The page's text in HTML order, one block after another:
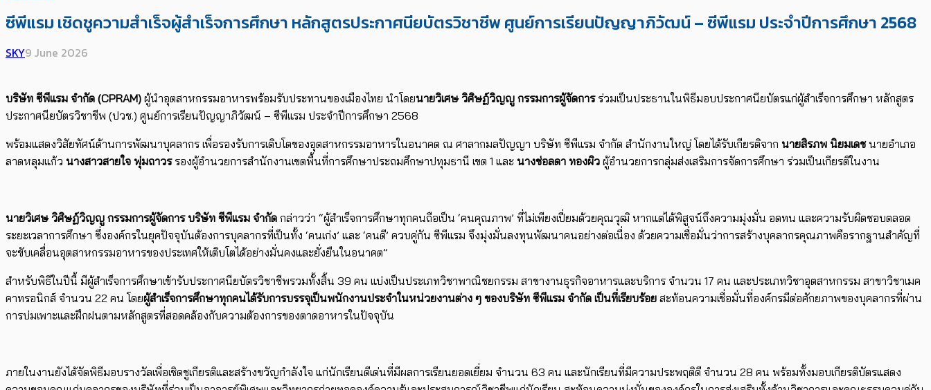
ซีพีแรม เชิดชูความสำเร็จผู้สำเร็จการศึกษา หลักสูตรประกาศนียบัตรวิชาชีพ ศูนย์การเรียนปัญญาภิวัฒน์ – ซีพีแรม ประจำปีการศึกษา 2568
SKY9 June 2026
บริษัท ซีพีแรม จำกัด (CPRAM) ผู้นำอุตสาหกรรมอาหารพร้อมรับประทานของเมืองไทย นำโดยนายวิเศษ วิศิษฏ์วิญญู กรรมการผู้จัดการร่วมเป็นประธานในพิธีมอบประกาศนียบัตรแก่ผู้สำเร็จการศึกษา หลักสูตร
ประกาศนียบัตรวิชาชีพ (ปวช.) ศูนย์การเรียนปัญญาภิวัฒน์ – ซีพีแรม ประจำปีการศึกษา 2568
พร้อมแสดงวิสัยทัศน์ด้านการพัฒนาบุคลากร เพื่อรองรับการเติบโตของอุตสาหกรรมอาหารในอนาคต ณ ศาลากมลปัญญา บริษัท ซีพีแรม จำกัด สำนักงานใหญ่ โดยได้รับเกียรติจาก นายสิรภพ นิยมเดชนายอำเภอ
ลาดหลุมแก้ว นางสาวสายใจ พุ่มถาวรรองผู้อำนวยการสำนักงานเขตพื้นที่การศึกษาประถมศึกษาปทุมธานี เขต 1 และ นางช่อลดา ทองผิว ผู้อำนวยการกลุ่มส่งเสริมการจัดการศึกษา ร่วมเป็นเกียรติในงาน
นายวิเศษ วิศิษฏ์วิญญู กรรมการผู้จัดการ บริษัท ซีพีแรม จำกัด กล่าวว่า “ผู้สำเร็จการศึกษาทุกคนถือเป็น ‘คนคุณภาพ’ ที่ไม่เพียงเปี่ยมด้วยคุณวุฒิ หากแต่ได้พิสูจน์ถึงความมุ่งมั่น อดทน และความรับผิดชอบตลอด
ระยะเวลาการศึกษา ซึ่งองค์กรในยุคปัจจุบันต้องการบุคลากรที่เป็นทั้ง ‘คนเก่ง’ และ ‘คนดี’ ควบคู่กัน ซีพีแรม จึงมุ่งมั่นลงทุนพัฒนาคนอย่างต่อเนื่อง ด้วยความเชื่อมั่นว่าการสร้างบุคลากรคุณภาพคือรากฐานสำคัญที่
จะขับเคลื่อนอุตสาหกรรมอาหารของประเทศให้เติบโตได้อย่างมั่นคงและยั่งยืนในอนาคต”
สำหรับพิธีในปีนี้ มีผู้สำเร็จการศึกษาเข้ารับประกาศนียบัตรวิชาชีพรวมทั้งสิ้น 39 คน แบ่งเป็นประเภทวิชาพาณิชยกรรม สาขางานธุรกิจอาหารและบริการ จำนวน 17 คน และประเภทวิชาอุตสาหกรรม สาขาวิชาเมค
คาทรอนิกส์ จำนวน 22 คน โดยผู้สำเร็จการศึกษาทุกคนได้รับการบรรจุเป็นพนักงานประจำในหน่วยงานต่าง ๆ ของบริษัท ซีพีแรม จำกัด เป็นที่เรียบร้อย สะท้อนความเชื่อมั่นที่องค์กรมีต่อศักยภาพของบุคลากรที่ผ่าน
การบ่มเพาะและฝึกฝนตามหลักสูตรที่สอดคล้องกับความต้องการของตาดอาหารในปัจจุบัน
ภายในงานยังได้จัดพิธีมอบรางวัลเพื่อเชิดชูเกียรติและสร้างขวัญกำลังใจ แก่นักเรียนดีเด่นที่มีผลการเรียนยอดเยี่ยม จำนวน 63 คน และนักเรียนที่มีความประพฤติดี จำนวน 28 คน พร้อมทั้งมอบเกียรติบัตรแสดง